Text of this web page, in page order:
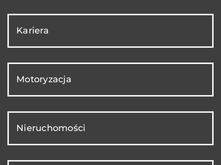
Kariera
Motoryzacja
Nieruchomości